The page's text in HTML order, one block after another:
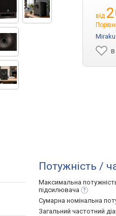
від
Потужність /
Максимальна
підсилювача
Сумарна номінальна
Загальний частотний